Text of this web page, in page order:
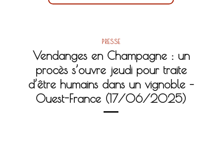
PRESSE
Vendanges en Champagne : un
procès s’ouvre jeudi pour traite
d’être humains dans un vignoble –
Ouest-France (17/06/2025)